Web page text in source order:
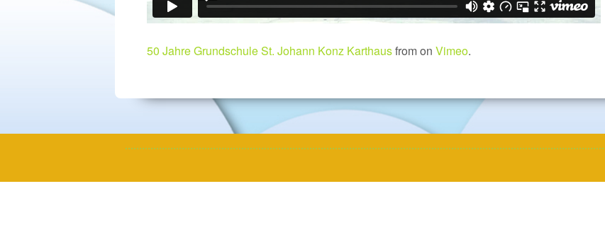
50 Jahre Grundschule St. Johann Konz Karthausfrom on Vimeo.